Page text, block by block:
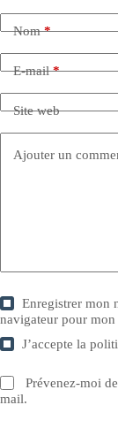
Nom*
E-mail*
Site web
Ajouter un
Enregistrer mon
navigateur pour
J’accepte la
Prévenez-moi
mail.